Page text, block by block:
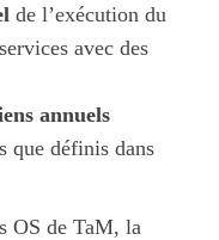
de l’exécution du
avec des
annuels
que définis dans
OS de TaM, la